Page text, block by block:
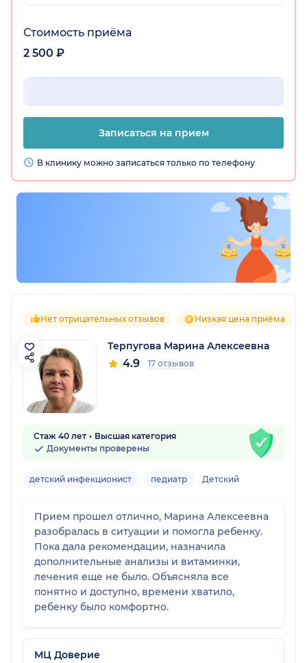
Стоимость приёма
2 500 ₽
Записаться на прием
В клинику можно записаться только по телефону
Нет отрицательных отзывов Низкая цена приёма
Терпугова Марина Алексеевна
4.9 17 отзывов
Стаж 40 лет
Высшая категория
Документы проверены
детский инфекционист педиатр Детский
Прием прошел отлично, Марина Алексеевна
разобралась в ситуации и помогла ребенку.
Пока дала рекомендации, назначила
дополнительные анализы и витаминки,
лечения еще не было. Объясняла все
понятно и доступно, времени хватило,
ребенку было комфортно.
МЦ Доверие